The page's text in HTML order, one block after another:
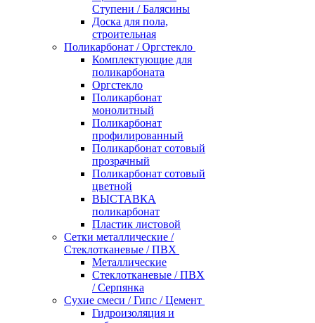
Ступени / Балясины
Доска для пола,
строительная
Поликарбонат / Оргстекло
Комплектующие для
поликарбоната
Оргстекло
Поликарбонат
монолитный
Поликарбонат
профилированный
Поликарбонат сотовый
прозрачный
Поликарбонат сотовый
цветной
ВЫСТАВКА
поликарбонат
Пластик листовой
Сетки металлические /
Стеклотканевые / ПВХ
Металлические
Стеклотканевые / ПВХ
/ Серпянка
Сухие смеси / Гипс / Цемент
Гидроизоляция и